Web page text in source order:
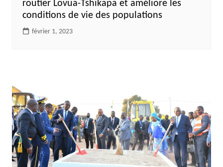
routier Lovua-Tshikapa et améliore les
conditions de vie des populations
février 1, 2023